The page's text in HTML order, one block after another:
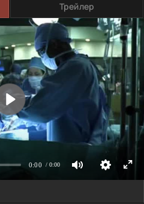
Трейлер